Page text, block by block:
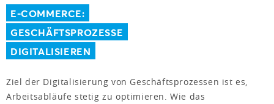
E-COMMERCE:
GESCHÄFTSPROZESSE
DIGITALISIEREN
Ziel der Digitalisierung von Geschäftsprozessen ist es,
Arbeitsabläufe stetig zu optimieren. Wie das